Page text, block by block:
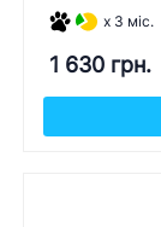
x 3 міс.
1 630 грн.